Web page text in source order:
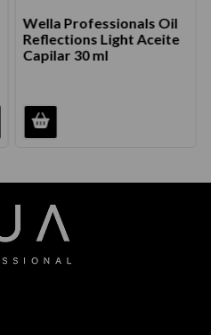
Wella Professionals Oil
Reflections Light Aceite
Capilar 30 ml